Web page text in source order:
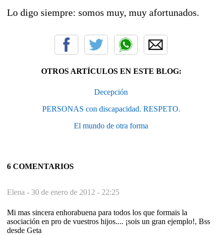
Lo digo siempre: somos muy, muy afortunados.
OTROS ARTÍCULOS EN ESTE BLOG:
Decepción
PERSONAS con discapacidad. RESPETO.
El mundo de otra forma
6 COMENTARIOS
Elena - 30 de enero de 2012 - 22:25
Mi mas sincera enhorabuena para todos los que formais la
asociación en pro de vuestros hijos.... ¡sois un gran ejemplo!, Bss
desde Geta